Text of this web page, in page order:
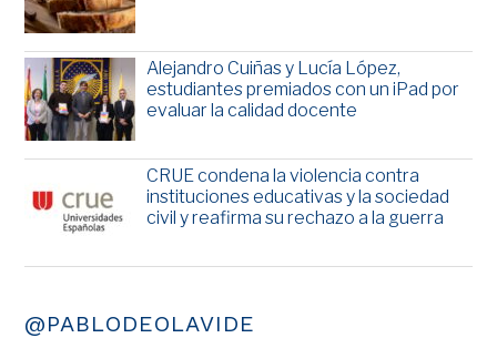
Alejandro Cuiñas y Lucía López,
estudiantes premiados con un iPad por
evaluar la calidad docente
CRUE condena la violencia contra
instituciones educativas y la sociedad
civil y reafirma su rechazo a la guerra
@PABLODEOLAVIDE